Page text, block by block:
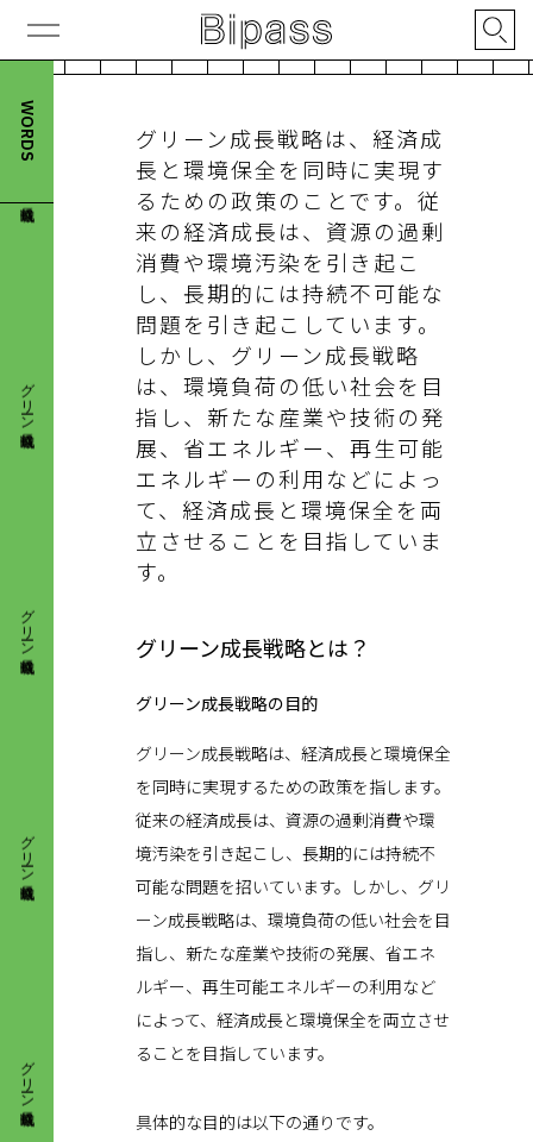
WORDS
グリーン成長戦略
グリーン成長戦略は、経済成
長と環境保全を同時に実現す
るための政策のことです。従
来の経済成長は、資源の過剰
消費や環境汚染を引き起こ
し、長期的には持続不可能な
問題を引き起こしています。
しかし、グリーン成長戦略
は、環境負荷の低い社会を目
指し、新たな産業や技術の発
展、省エネルギー、再生可能
エネルギーの利用などによっ
て、経済成長と環境保全を両
立させることを目指していま
す。
グリーン成長戦略とは？
グリーン成長戦略の目的
グリーン成長戦略は、経済成長と環境保全
を同時に実現するための政策を指します。
従来の経済成長は、資源の過剰消費や環
境汚染を引き起こし、長期的には持続不
可能な問題を招いています。しかし、グリ
ーン成長戦略は、環境負荷の低い社会を目
指し、新たな産業や技術の発展、省エネ
ルギー、再生可能エネルギーの利用など
によって、経済成長と環境保全を両立させ
ることを目指しています。
具体的な目的は以下の通りです。